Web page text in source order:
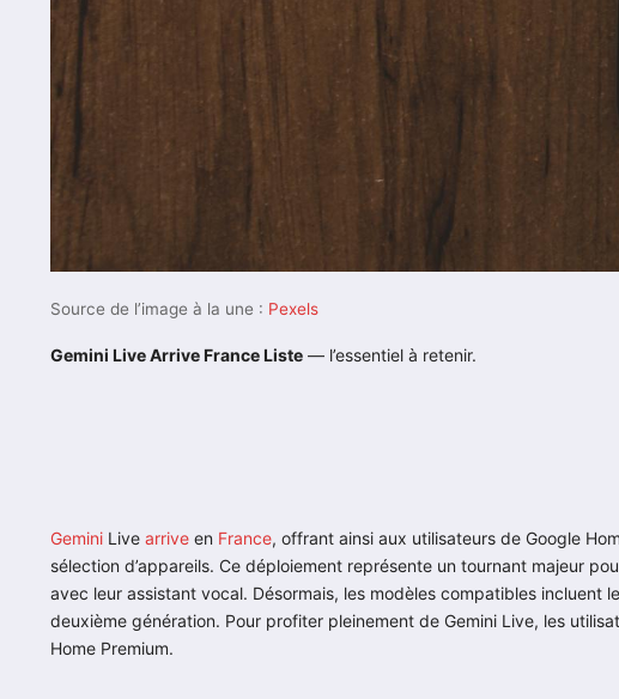
Source de l’image à la une : Pexels
Gemini Live Arrive France Liste — l’essentiel à retenir.
Gemini Live arrive en France, offrant ainsi aux utilisateurs de Google
sélection d’appareils. Ce déploiement représente un tournant majeur
avec leur assistant vocal. Désormais, les modèles compatibles incluent
deuxième génération. Pour profiter pleinement de Gemini Live, les
Home Premium.